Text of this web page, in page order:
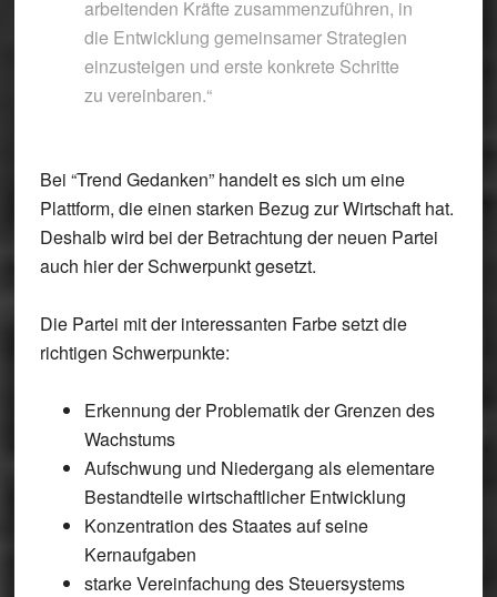
arbeitenden Kräfte zusammenzuführen, in
die Entwicklung gemeinsamer Strategien
einzusteigen und erste konkrete Schritte
zu vereinbaren.“
Bei “Trend Gedanken” handelt es sich um eine
Plattform, die einen starken Bezug zur Wirtschaft hat.
Deshalb wird bei der Betrachtung der neuen Partei
auch hier der Schwerpunkt gesetzt.
Die Partei mit der interessanten Farbe setzt die
richtigen Schwerpunkte:
Erkennung der Problematik der Grenzen des
Wachstums
Aufschwung und Niedergang als elementare
Bestandteile wirtschaftlicher Entwicklung
Konzentration des Staates auf seine
Kernaufgaben
starke Vereinfachung des Steuersystems